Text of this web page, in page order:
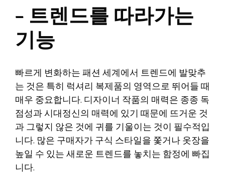
– 트렌드를 따라가는
기능
빠르게 변화하는 패션 세계에서 트렌드에 발맞추
는 것은 특히 럭셔리 복제품의 영역으로 뛰어들 때
매우 중요합니다. 디자이너 작품의 매력은 종종 독
점성과 시대정신의 매력에 있기 때문에 뜨거운 것
과 그렇지 않은 것에 귀를 기울이는 것이 필수적입
니다. 많은 구매자가 구식 스타일을 쫓거나 옷장을
높일 수 있는 새로운 트렌드를 놓치는 함정에 빠집
니다.